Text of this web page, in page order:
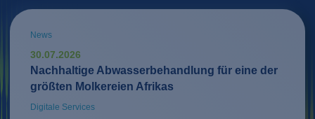
News
30.07.2026
Nachhaltige Abwasserbehandlung für eine der
größten Molkereien Afrikas
Digitale Services